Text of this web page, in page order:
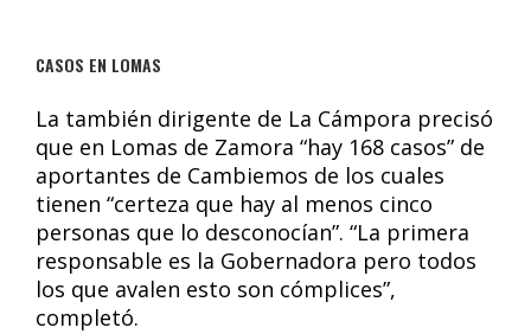
CASOS EN LOMAS
La también dirigente de La Cámpora precisó
que en Lomas de Zamora “hay 168 casos” de
aportantes de Cambiemos de los cuales
tienen “certeza que hay al menos cinco
personas que lo desconocían”. “La primera
responsable es la Gobernadora pero todos
los que avalen esto son cómplices”,
completó.